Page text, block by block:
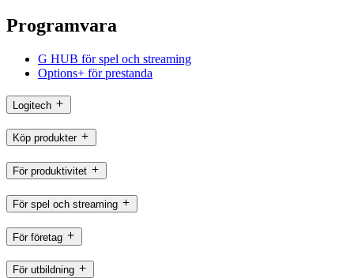
Programvara
G HUB för spel och streaming
Options+ för prestanda
Logitech
Köp produkter
För produktivitet
För spel och streaming
För företag
För utbildning